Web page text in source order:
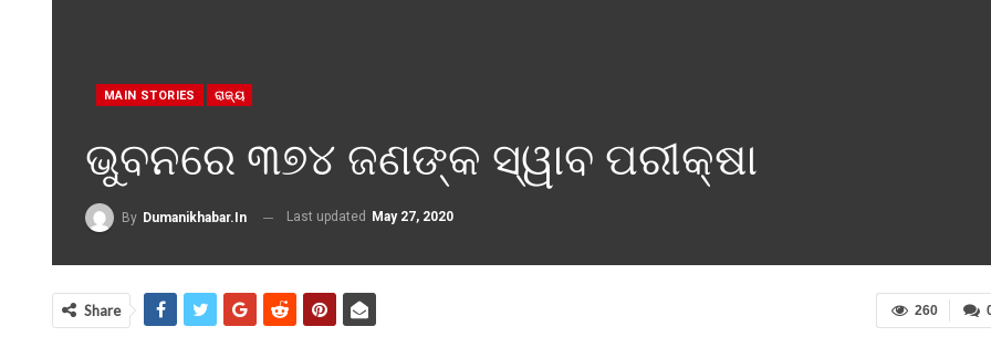
MAIN STORIES ରାଜ୍ୟ
ଭୁବନରେ ୩୭୪ ଜଣଙ୍କ ସ୍ୱାବ ପରୀକ୍ଷା
By Dumanikhabar.in Last updated May 27, 2020
260
Share